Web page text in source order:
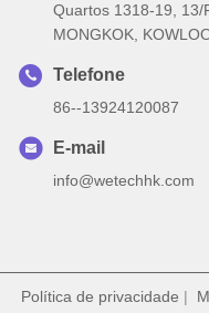
Quartos 1318-19, 13/
MONGKOK,
Telefone
86--13924120087
E-mail
info@wetechhk.com
Política de privacidade |